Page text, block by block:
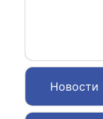
Новости